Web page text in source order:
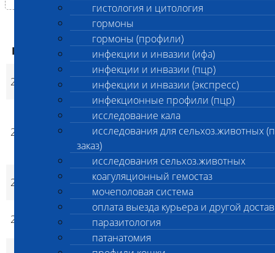
гистология и цитология
гормоны
гормоны (профили)
инфекции и инвазии (ифа)
инфекции и инвазии (пцр)
инфекции и инвазии (экспресс)
инфекционные профили (пцр)
исследование кала
исследования для сельхоз.животных
заказ)
исследования сельхоз.животных
коагуляционный гемостаз
мочеполовая система
оплата выезда курьера и другой
паразитология
патанатомия
Код Наименование услуг ваша цена
ваша цена
экспресс
2701
Сертификат Зооген
(бумажный)
400p 400p
2702
Сертификат на
защищенном бланке
(дубликат/с давностью
заказа более 3х лет*)
400p 400p
2807
Электронный
Сертификат Зооген
0p 0p
2863
Определение пола
птиц
Генетическая